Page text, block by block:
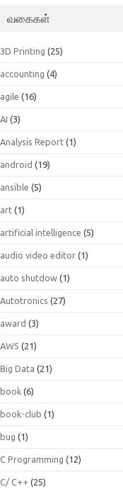
வகைகள்
3D Printing (25)
accounting (4)
agile (16)
AI (3)
Analysis Report (1)
android (19)
ansible (5)
art (1)
artificial intelligence (5)
audio video editor (1)
auto shutdow (1)
Autotronics (27)
award (3)
AWS (21)
Big Data (21)
book (6)
book-club (1)
bug (1)
C Programming (12)
C/ C++ (25)